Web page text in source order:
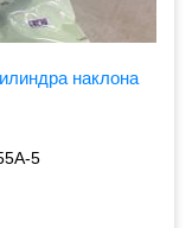
наклона
5